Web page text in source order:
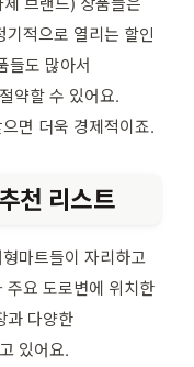
브랜드) 상품들은
적으로 열리는 할인
들도 많아서
약할 수 있어요.
면 더욱 경제적이죠.
천 리스트
마트들이 자리하고
주요 도로변에 위치한
과 다양한
있어요.